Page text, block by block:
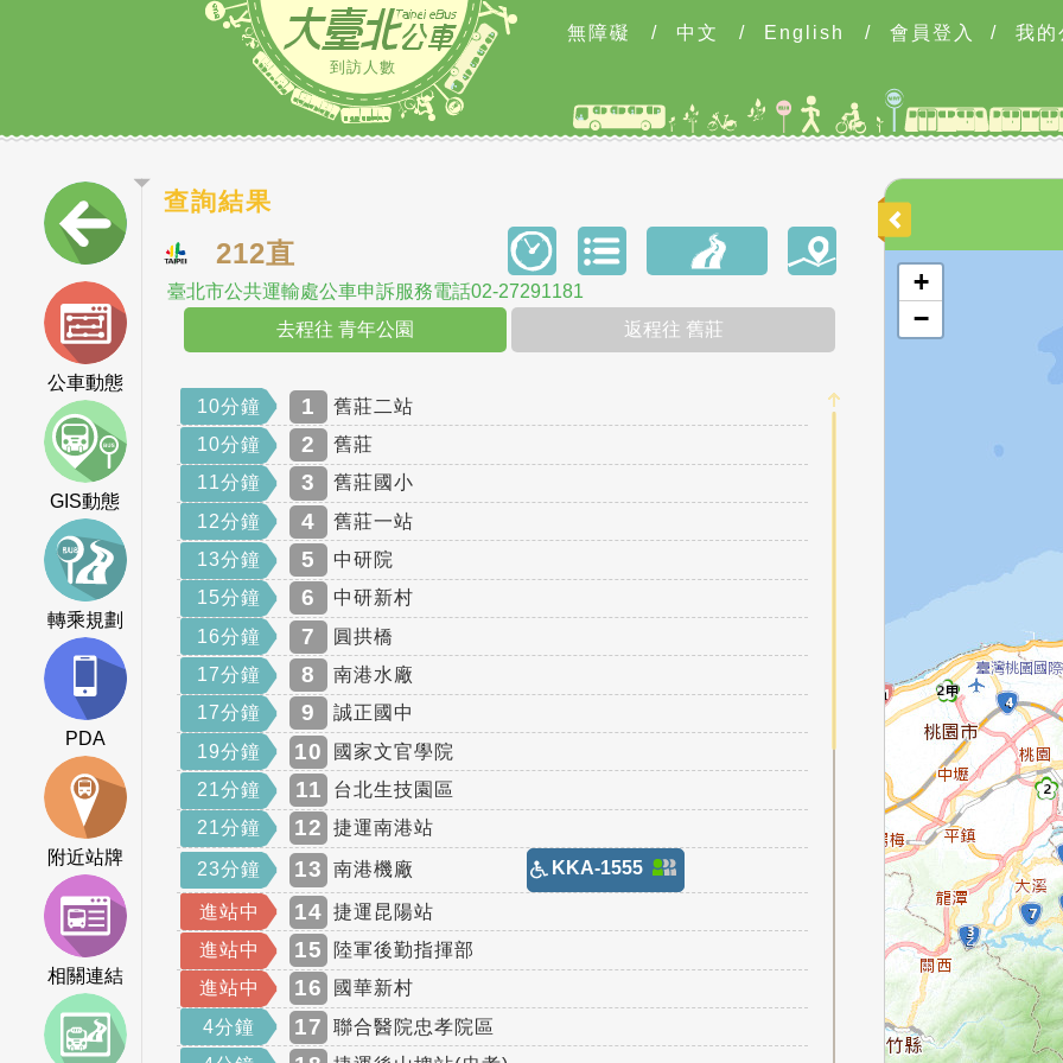
到訪人數
無障礙 / 中文 / English / 會員登入 / 我的
公車動態
GIS動態
轉乘規劃
PDA
附近站牌
相關連結
查詢結果
212直
臺北市公共運輸處公車申訴服務電話02-27291181
去程往 青年公園
返程往 舊莊
10分鐘 1
舊莊二站
10分鐘
2
舊莊
11分鐘
3
舊莊國小
12分鐘
4
舊莊一站
13分鐘
5
中研院
15分鐘
6
中研新村
16分鐘
7
圓拱橋
17分鐘
8
南港水廠
17分鐘
9
誠正國中
19分鐘
10
國家文官學院
21分鐘
11
台北生技園區
21分鐘
12 捷運南港站
23分鐘 13 南港機廠 KKA-1555
進站中 14 捷運昆陽站
進站中
15
陸軍後勤指揮部
進站中
16
國華新村
4分鐘
17
聯合醫院忠孝院區
開啟地圖
+
−